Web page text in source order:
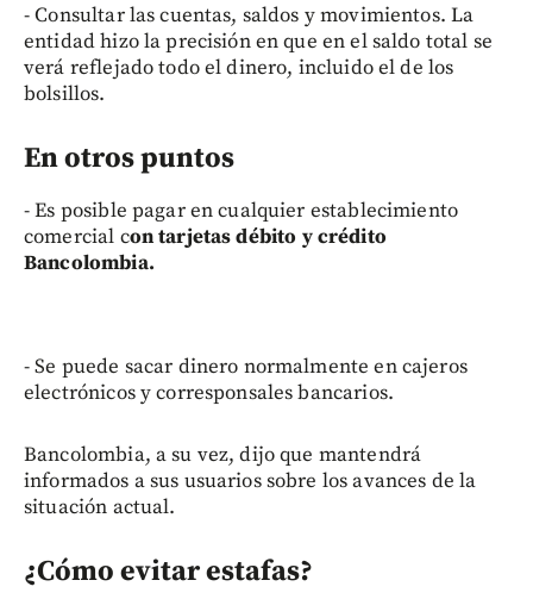
- Consultar las cuentas, saldos y movimientos. La
entidad hizo la precisión en que en el saldo total se
verá reflejado todo el dinero, incluido el de los
bolsillos.
En otros puntos
- Es posible pagar en cualquier establecimiento
comercial con tarjetas débito y crédito
Bancolombia.
- Se puede sacar dinero normalmente en cajeros
electrónicos y corresponsales bancarios.
Bancolombia, a su vez, dijo que mantendrá
informados a sus usuarios sobre los avances de la
situación actual.
¿Cómo evitar estafas?